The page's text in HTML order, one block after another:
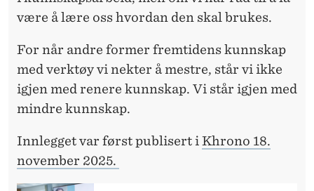
være å lære oss hvordan den skal brukes.
For når andre former fremtidens kunnskap
med verktøy vi nekter å mestre, står vi ikke
igjen med renere kunnskap. Vi står igjen med
mindre kunnskap.
Innlegget var først publisert i Khrono 18.
november 2025.